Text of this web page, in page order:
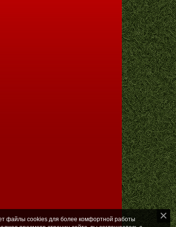
файлы cookies для более комфортной работы